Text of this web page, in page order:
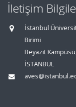
İletişim
İstanbul
Birimi
Beyazıt
İSTANBUL